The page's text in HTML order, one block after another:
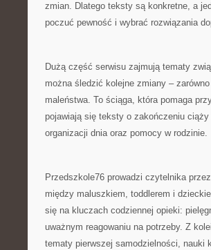
zmian. Dlatego teksty są konkretne, a
poczuć pewność i wybrać rozwiązania
Dużą część serwisu zajmują tematy
można śledzić kolejne zmiany –
maleństwa. To ściąga, która pomaga
pojawiają się teksty o zakończeniu
organizacji dnia oraz pomocy w rodzinie.
Przedszkole76 prowadzi czytelnika
między maluszkiem, toddlerem i
się na kluczach codziennej opieki:
uważnym reagowaniu na potrzeby. Z
tematy pierwszej samodzielności, nauki